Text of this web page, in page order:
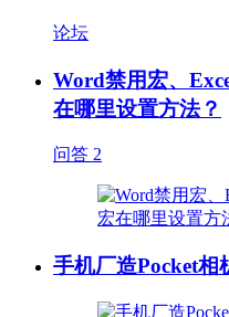
论坛
Word禁用宏、
在哪里设置方法？
问答 2
手机厂造Pocket相